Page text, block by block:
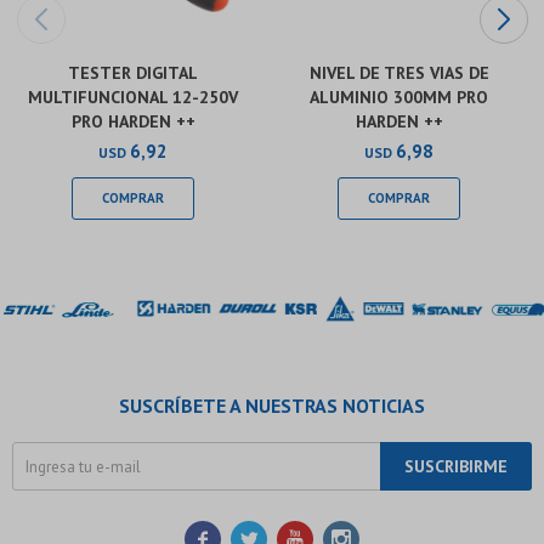
TESTER DIGITAL
MULTIFUNCIONAL 12-250V
PRO HARDEN ++
USD 6,92
NIVEL DE TRES VIAS DE
ALUMINIO 300MM PRO
HARDEN ++
USD 6,98
SUSCRÍBETE A NUESTRAS NOTICIAS
SUSCRIBIRME
   